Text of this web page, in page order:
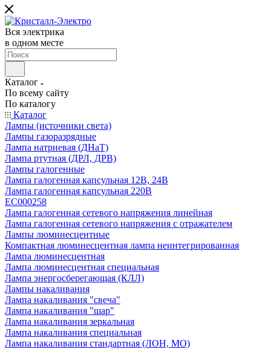
Вся электрика
в одном месте
Каталог
По всему сайту
По каталогу
Каталог
Лампы (источники света)
Лампы газоразрядные
Лампа натриевая (ДНаТ)
Лампа ртутная (ДРЛ, ДРВ)
Лампы галогенные
Лампа галогенная капсульная 12В, 24В
Лампа галогенная капсульная 220В
EC000258
Лампа галогенная сетевого напряжения линейная
Лампа галогенная сетевого напряжения с отражателем
Лампы люминесцентные
Компактная люминесцентная лампа неинтегрированная
Лампа люминесцентная
Лампа люминесцентная специальная
Лампа энергосберегающая (КЛЛ)
Лампы накаливания
Лампа накаливания "свеча"
Лампа накаливания "шар"
Лампа накаливания зеркальная
Лампа накаливания специальная
Лампа накаливания стандартная (ЛОН, МО)